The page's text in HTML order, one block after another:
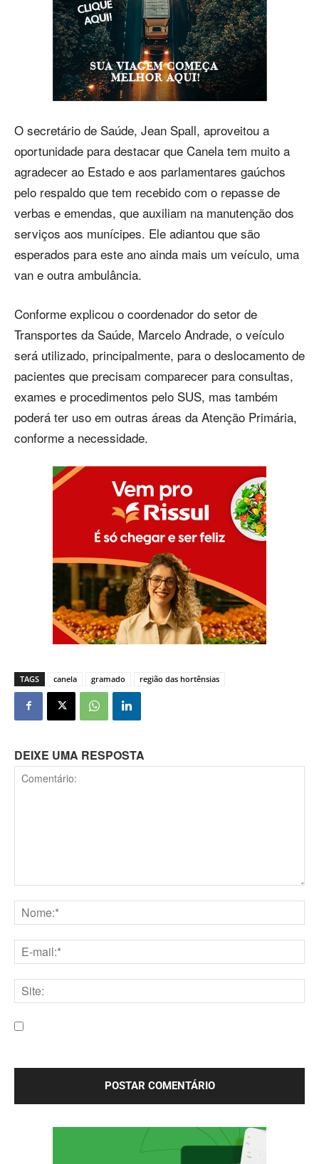
O secretário de Saúde, Jean Spall, aproveitou a
oportunidade para destacar que Canela tem muito a
agradecer ao Estado e aos parlamentares gaúchos
pelo respaldo que tem recebido com o repasse de
verbas e emendas, que auxiliam na manutenção dos
serviços aos munícipes. Ele adiantou que são
esperados para este ano ainda mais um veículo, uma
van e outra ambulância.
Conforme explicou o coordenador do setor de
Transportes da Saúde, Marcelo Andrade, o veículo
será utilizado, principalmente, para o deslocamento de
pacientes que precisam comparecer para consultas,
exames e procedimentos pelo SUS, mas também
poderá ter uso em outras áreas da Atenção Primária,
conforme a necessidade.
TAGS canela gramado região das hortênsias
DEIXE UMA RESPOSTA
mail:*